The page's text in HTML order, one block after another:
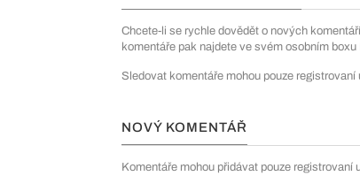
Chcete-li se rychle dovědět o nových
komentáře pak najdete ve svém osobním
Sledovat komentáře mohou pouze registrovaní
NOVÝ KOMENTÁŘ
Komentáře mohou přidávat pouze